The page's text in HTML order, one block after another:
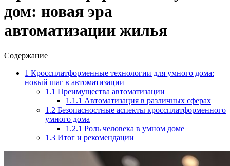
дом: новая эра
автоматизации жилья
Содержание
1 Кроссплатформенные технологии для умного дома:
новый шаг в автоматизации
1.1 Преимущества автоматизации
1.1.1 Автоматизация в различных сферах
1.2 Безопасностные аспекты кроссплатформенного
умного дома
1.2.1 Роль человека в умном доме
1.3 Итог и рекомендации